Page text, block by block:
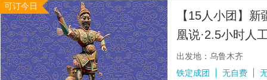
式
个
模
块,
按
下
Tab
键
帕米尔高原 火焰山景区 库尔德宁景区
喀拉峻景区 葡萄沟 中巴友谊路 乌鲁木齐天山大
禾木风景区 坎儿井民俗园
万佛宫(大漠土艺馆) 霍尔果斯国门景区 吐峪沟
可订今日
【15人小团】
凰说·2.5小时人
出发地：乌鲁木齐
铁定成团
无自费